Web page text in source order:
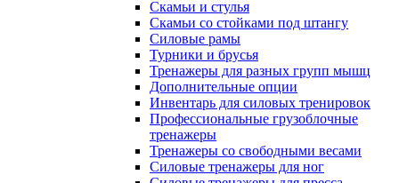
Скамьи и стулья
Скамьи со стойками под штангу
Силовые рамы
Турники и брусья
Тренажеры для разных групп мышц
Дополнительные опции
Инвентарь для силовых тренировок
Профессиональные грузоблочные
тренажеры
Тренажеры со свободными весами
Силовые тренажеры для ног